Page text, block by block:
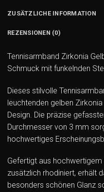
ZUSÄTZLICHE INFORMATION
REZENSIONEN (0)
Tennisarmband Zirkonia
Schmuck mit funkelnden
Dieses stilvolle
leuchtenden gelben
Design. Die präzise
Durchmesser von 3 mm
hochwertiges
Gefertigt aus hochwertigem
zusätzlich rhodiniert, erhält
besonders schönen Glanz